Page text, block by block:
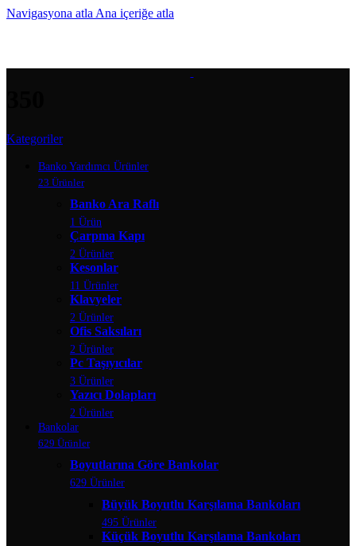
Navigasyona atla Ana içeriğe atla
Kategoriler
Banko Yardımcı Ürünler
23 Ürünler
Banko Ara Raflı
1 Ürün
Çarpma Kapı
2 Ürünler
Kesonlar
11 Ürünler
Klavyeler
2 Ürünler
Ofis Saksıları
2 Ürünler
Pc Taşıyıcılar
3 Ürünler
Yazıcı Dolapları
2 Ürünler
Bankolar
629 Ürünler
Boyutlarına Göre Bankolar
629 Ürünler
Büyük Boyutlu Karşılama Bankoları
495 Ürünler
Küçük Boyutlu Karşılama Bankoları